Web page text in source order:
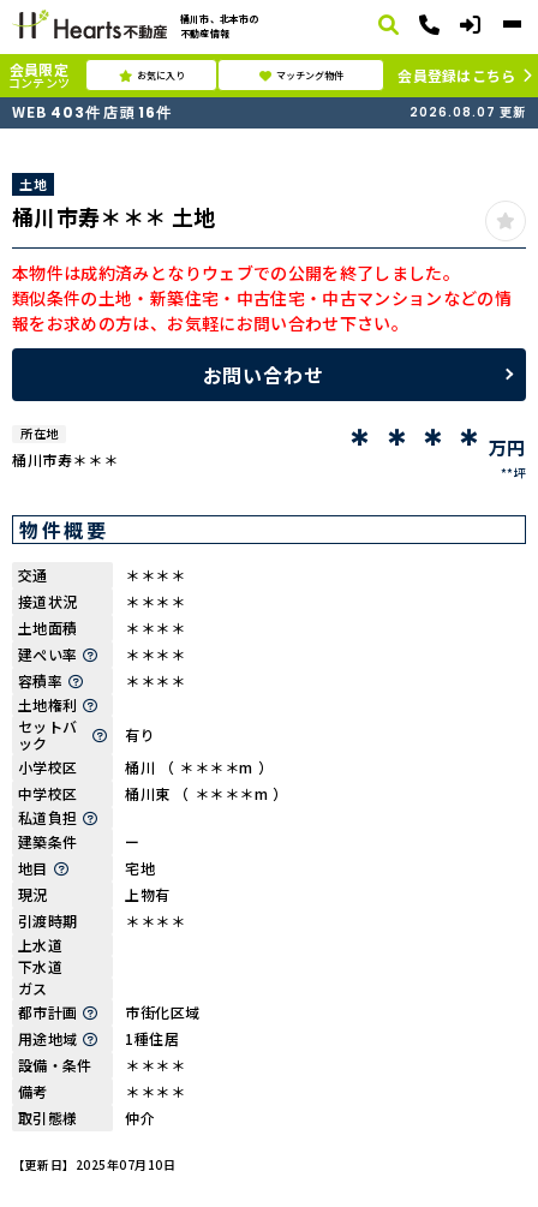
桶川市、北本市の
不動産情報
会員限定
コンテンツ お気に入り マッチング物件
会員登録はこちら
WEB 403件 店頭16件 2026.08.07 更新
土地
桶川市寿＊＊＊ 土地
本物件は成約済みとなりウェブでの公開を終了しました。
類似条件の土地・新築住宅・中古住宅・中古マンションなどの情
報をお求めの方は、お気軽にお問い合わせ下さい。
お問い合わせ
所在地
桶川市寿＊＊＊ ＊＊＊＊ 万円
**坪
物件概要
交通
＊＊＊＊
接道状況
＊＊＊＊
土地面積
＊＊＊＊
建ぺい率
＊＊＊＊
容積率
＊＊＊＊
土地権利
セットバ
ック
有り
小学校区
桶川 （ ＊＊＊＊m ）
中学校区
桶川東 （ ＊＊＊＊m ）
私道負担
建築条件
ー
地目
宅地
現況
上物有
引渡時期
＊＊＊＊
上水道
下水道
ガス
都市計画
市街化区域
用途地域
1種住居
設備・条件
＊＊＊＊
備考
＊＊＊＊
取引態様
仲介
【更新日】2025年07月10日